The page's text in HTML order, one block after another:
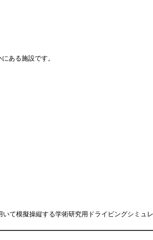
ある施設です。
模擬操縦する学術研究用ドライビングシミュレ